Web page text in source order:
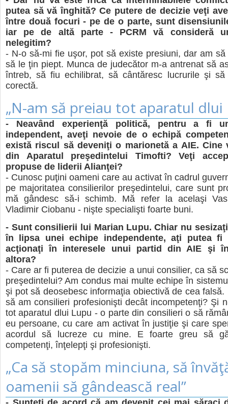
putea să vă înghită? Ce putere de decizie veţi
între două focuri - pe de o parte, sunt
iar pe de altă parte - PCRM vă consideră
nelegitim?
- N-o să-mi fie uşor, pot să existe presiuni, dar am
să le ţin piept. Munca de judecător m-a antrenat să
întreb, să fiu echilibrat, să cântăresc lucrurile şi
corectă.
„N-am să preiau tot aparatul dlui
- Neavând experienţă politică, pentru a fi
independent, aveţi nevoie de o echipă
există riscul să deveniţi o marionetă a AIE. Cine
din Aparatul preşedintelui Timofti? Veţi
propuse de liderii Alianţei?
- Cunosc puţini oameni care au activat în cadrul
pe majoritatea consilierilor preşedintelui, care sunt
mă gândesc să-i schimb. Mă refer la acelaşi
Vladimir Ciobanu - nişte specialişti foarte buni.
- Sunt consilierii lui Marian Lupu. Chiar nu
în lipsa unei echipe independente, aţi putea fi
acţionaţi în interesele unui partid din AIE şi
altora?
- Care ar fi puterea de decizie a unui consilier, ca să
preşedintelui? Am condus mai multe echipe în
şi pot să deosebesc informaţia obiectivă de cea falsă.
să am consilieri profesionişti decât incompetenţi? Şi
tot aparatul dlui Lupu - o parte din consilieri o să
eu persoane, cu care am activat în justiţie şi care
acordul să lucreze cu mine. E foarte greu să
competenţi, înţelepţi şi profesionişti.
„Ca să stopăm minciuna, să
oamenii să gândească real”